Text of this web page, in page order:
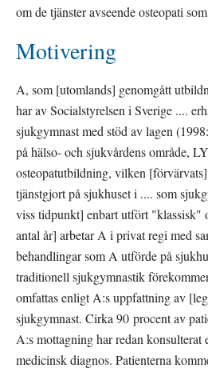
om de tjänster avseende osteopati
Motivering
A, som [utomlands] genomgått
har av Socialstyrelsen i Sverige ....
sjukgymnast med stöd av lagen
på hälso- och sjukvårdens område,
osteopatutbildning, vilken
tjänstgjort på sjukhuset i .... som
viss tidpunkt] enbart utfört "klassisk"
antal år] arbetar A i privat regi med
behandlingar som A utförde på
traditionell sjukgymnastik
omfattas enligt A:s uppfattning av
sjukgymnast. Cirka 90 procent av
A:s mottagning har redan konsulterat
medicinsk diagnos. Patienterna